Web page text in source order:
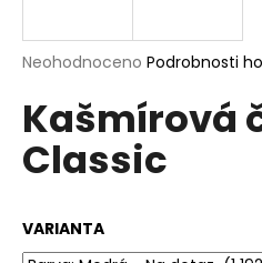
Průměrné
produktu
je
0,0
z
Neohodnoceno Podrobnosti
Kašmírová
Classic
VARIANTA
j
t
?
HLEDAT